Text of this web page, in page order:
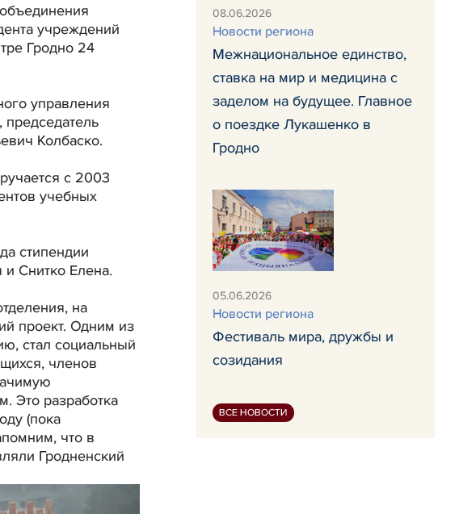
учреждений
Гродно 24
управления
Колбаско.
с 2003
учебных
стипендии
Снитко Елена.
на
проект. Одним из
стал социальный
членов
Это разработка
(пока
что в
Гродненский
08.06.2026
Новости региона
Межнациональное единство,
ставка на мир и медицина с
заделом на будущее. Главное
о поездке Лукашенко в
Гродно
05.06.2026
Новости региона
Фестиваль мира, дружбы и
созидания
ВСЕ НОВОСТИ